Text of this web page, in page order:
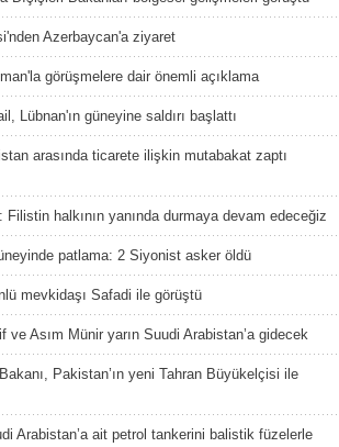
Azerbaycan'a ziyaret
görüşmelere dair önemli açıklama
Lübnan'ın güneyine saldırı başlattı
arasında ticarete ilişkin mutabakat zaptı
Filistin halkının yanında durmaya devam edeceğiz
patlama: 2 Siyonist asker öldü
mevkidaşı Safadi ile görüştü
ve Asım Münir yarın Suudi Arabistan’a gidecek
Pakistan’ın yeni Tahran Büyükelçisi ile
Arabistan’a ait petrol tankerini balistik füzelerle